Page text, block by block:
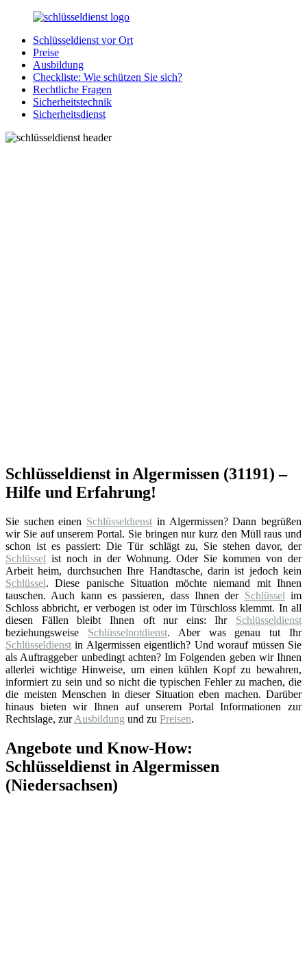
Zurück
Inhalt
SchluesseldienstDirekt.de
Ihre
Notlage
wird
gelöst!
Schlüsseldienst vor Ort
Preise
Ausbildung
Checkliste: Wie schützen Sie sich?
Rechtliche Fragen
Sicherheitstechnik
Sicherheitsdienst
Schlüsseldienst in Algermissen (31191) –
Hilfe und Erfahrung!
Sie suchen einen Schlüsseldienst in Algermissen? Dann begrüßen
wir Sie auf unserem Portal. Sie bringen nur kurz den Müll raus und
schon ist es passiert: Die Tür schlägt zu, Sie stehen davor, der
Schlüssel ist noch in der Wohnung. Oder Sie kommen von der
Arbeit heim, durchsuchen Ihre Handtasche, darin ist jedoch kein
Schlüssel. Diese panische Situation möchte niemand mit Ihnen
tauschen. Auch kann es passieren, dass Ihnen der Schlüssel im
Schloss abbricht, er verbogen ist oder im Türschloss klemmt. In all
diesen Fällen bleibt Ihnen oft nur eins: Ihr Schlüsseldienst
beziehungsweise Schlüsselnotdienst. Aber was genau tut Ihr
Schlüsseldienst in Algermissen eigentlich? Und worauf müssen Sie
als Auftraggeber unbedingt achten? Im Folgenden geben wir Ihnen
allerlei wichtige Hinweise, um einen kühlen Kopf zu bewahren,
informiert zu sein und so nicht die typischen Fehler zu machen, die
die meisten Menschen in dieser Situation eben machen. Darüber
hinaus bieten wir Ihnen auf unserem Portal Informationen zur
Rechtslage, zurAusbildung und zu Preisen.
Angebote und Know-How:
Schlüsseldienst in Algermissen
(Niedersachsen)